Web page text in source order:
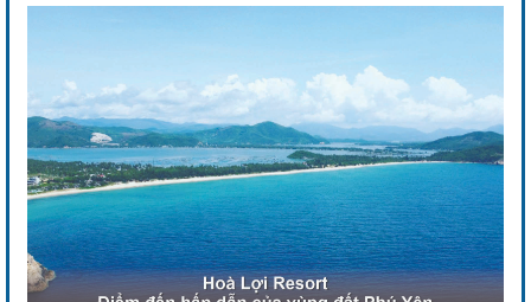
Previous Next